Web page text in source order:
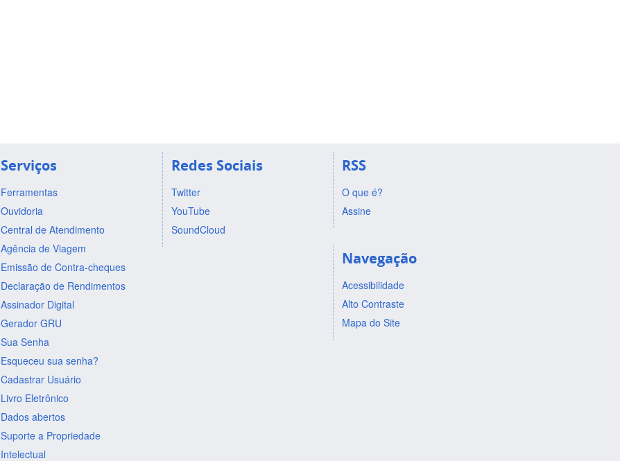
Serviços
Ferramentas
Ouvidoria
Central de Atendimento
Agência de Viagem
Emissão de Contra-cheques
Declaração de Rendimentos
Assinador Digital
Gerador GRU
Sua Senha
Esqueceu sua senha?
Cadastrar Usuário
Livro Eletrônico
Dados abertos
Suporte a Propriedade
Intelectual
Redes Sociais
Twitter
YouTube
SoundCloud
RSS
O que é?
Assine
Navegação
Acessibilidade
Alto Contraste
Mapa do Site